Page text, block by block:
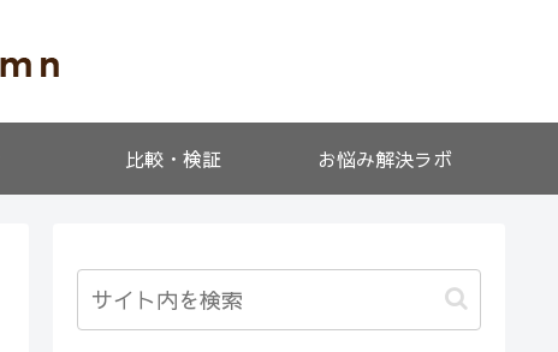
比較・検証 お悩み解決ラボ